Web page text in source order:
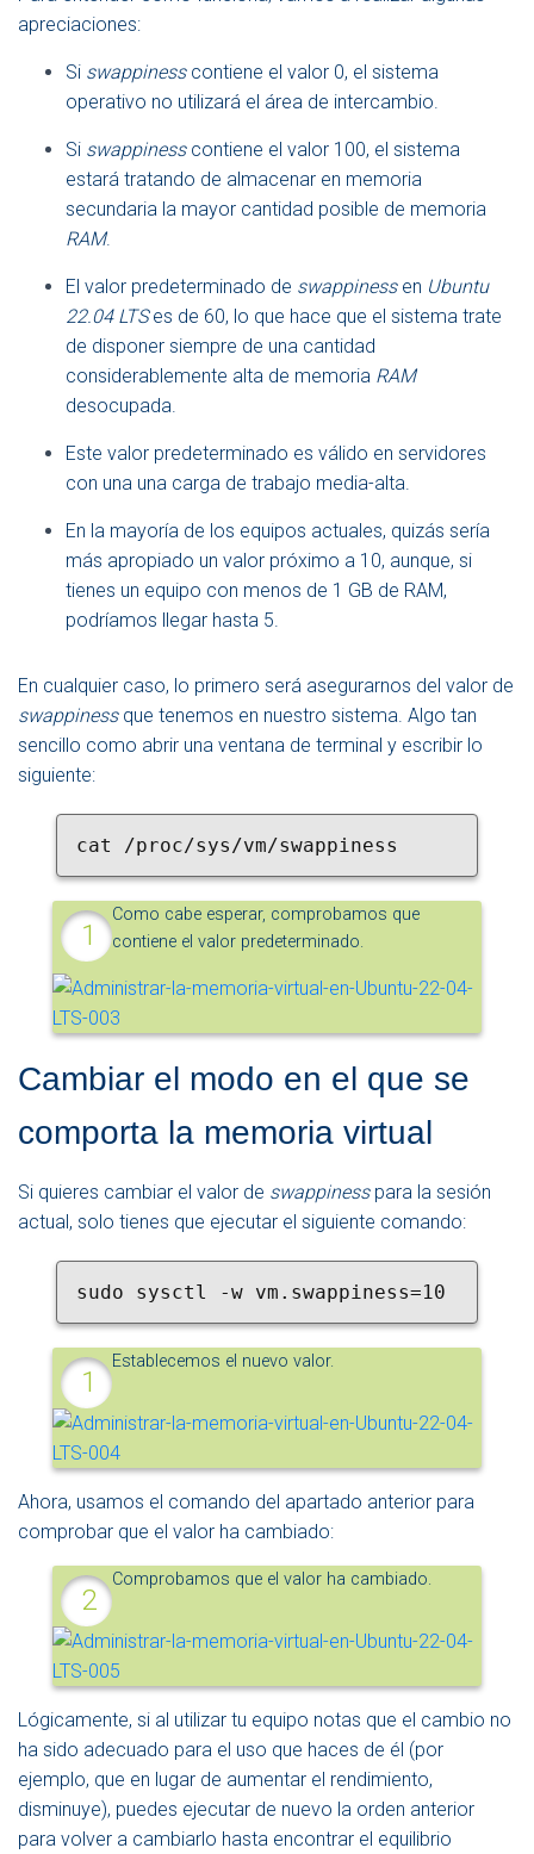
apreciaciones:
Si swappinesscontiene el valor 0, el sistema
operativo no utilizará el área de intercambio.
Si swappinesscontiene el valor 100, el sistema
estará tratando de almacenar en memoria
secundaria la mayor cantidad posible de memoria
RAM.
El valor predeterminado de swappinessen Ubuntu
22.04 LTSes de 60, lo que hace que el sistema trate
de disponer siempre de una cantidad
considerablemente alta de memoria RAM
desocupada.
Este valor predeterminado es válido en servidores
con una una carga de trabajo media-alta.
En la mayoría de los equipos actuales, quizás sería
más apropiado un valor próximo a 10, aunque, si
tienes un equipo con menos de 1 GB de RAM,
podríamos llegar hasta 5.
En cualquier caso, lo primero será asegurarnos del valor de
swappinessque tenemos en nuestro sistema. Algo tan
sencillo como abrir una ventana de terminal y escribir lo
siguiente:
cat /proc/sys/vm/swappiness
Como cabe esperar, comprobamos que
contiene el valor predeterminado.
Cambiar el modo en el que se
comporta la memoria virtual
Si quieres cambiar el valor de swappinesspara la sesión
actual, solo tienes que ejecutar el siguiente comando:
sudo sysctl -w vm.swappiness=10
Establecemos el nuevo valor.
Ahora, usamos el comando del apartado anterior para
comprobar que el valor ha cambiado:
Comprobamos que el valor ha cambiado.
Lógicamente, si al utilizar tu equipo notas que el cambio no
ha sido adecuado para el uso que haces de él (por
ejemplo, que en lugar de aumentar el rendimiento,
disminuye), puedes ejecutar de nuevo la orden anterior
para volver a cambiarlo hasta encontrar el equilibrio